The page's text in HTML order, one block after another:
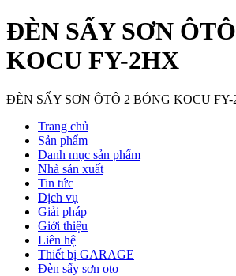
ĐÈN SẤY SƠN
KOCU FY-2HX
ĐÈN SẤY SƠN ÔTÔ 2 BÓNG KOCU FY-
Trang chủ
Sản phẩm
Danh mục sản phẩm
Nhà sản xuất
Tin tức
Dịch vụ
Giải pháp
Giới thiệu
Liên hệ
Thiết bị GARAGE
Đèn sấy sơn oto